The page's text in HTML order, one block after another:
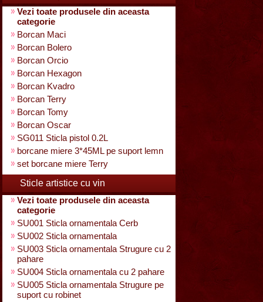
Vezi toate produsele din aceasta
categorie
Borcan Maci
Borcan Bolero
Borcan Orcio
Borcan Hexagon
Borcan Kvadro
Borcan Terry
Borcan Tomy
Borcan Oscar
SG011 Sticla pistol 0.2L
borcane miere 3*45ML pe suport lemn
set borcane miere Terry
Sticle artistice cu vin
Vezi toate produsele din aceasta
categorie
SU001 Sticla ornamentala Cerb
SU002 Sticla ornamentala
SU003 Sticla ornamentala Strugure cu 2
pahare
SU004 Sticla ornamentala cu 2 pahare
SU005 Sticla ornamentala Strugure pe
suport cu robinet